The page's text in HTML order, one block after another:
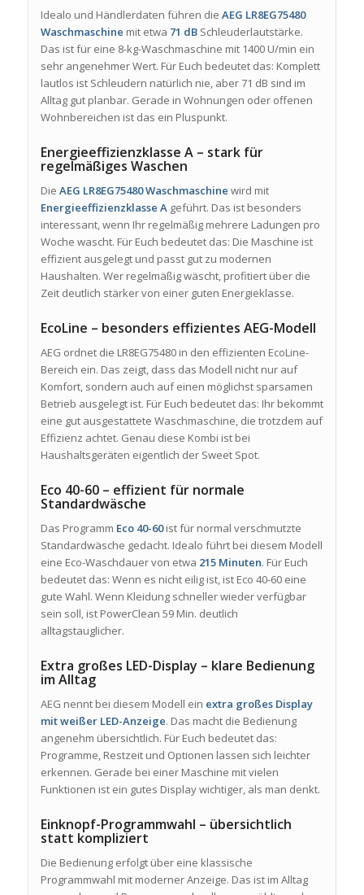
Idealo und Händlerdaten führen die AEG LR8EG75480
Waschmaschine mit etwa 71 dBSchleuderlautstärke.
Das ist für eine 8-kg-Waschmaschine mit 1400 U/min ein
sehr angenehmer Wert. Für Euch bedeutet das: Komplett
lautlos ist Schleudern natürlich nie, aber 71 dB sind im
Alltag gut planbar. Gerade in Wohnungen oder offenen
Wohnbereichen ist das ein Pluspunkt.
Energieeffizienzklasse A – stark für
regelmäßiges Waschen
Die AEG LR8EG75480 Waschmaschine wird mit
Energieeffizienzklasse Ageführt. Das ist besonders
interessant, wenn Ihr regelmäßig mehrere Ladungen pro
Woche wascht. Für Euch bedeutet das: Die Maschine ist
effizient ausgelegt und passt gut zu modernen
Haushalten. Wer regelmäßig wäscht, profitiert über die
Zeit deutlich stärker von einer guten Energieklasse.
EcoLine – besonders effizientes AEG-Modell
AEG ordnet die LR8EG75480 in den effizienten EcoLine-
Bereich ein. Das zeigt, dass das Modell nicht nur auf
Komfort, sondern auch auf einen möglichst sparsamen
Betrieb ausgelegt ist. Für Euch bedeutet das: Ihr bekommt
eine gut ausgestattete Waschmaschine, die trotzdem auf
Effizienz achtet. Genau diese Kombi ist bei
Haushaltsgeräten eigentlich der Sweet Spot.
Eco 40-60 – effizient für normale
Standardwäsche
Das Programm Eco 40-60ist für normal verschmutzte
Standardwäsche gedacht. Idealo führt bei diesem Modell
eine Eco-Waschdauer von etwa 215 Minuten. Für Euch
bedeutet das: Wenn es nicht eilig ist, ist Eco 40-60 eine
gute Wahl. Wenn Kleidung schneller wieder verfügbar
sein soll, ist PowerClean 59 Min. deutlich
alltagstauglicher.
Extra großes LED-Display – klare Bedienung
im Alltag
AEG nennt bei diesem Modell ein extra großes Display
mit weißer LED-Anzeige. Das macht die Bedienung
angenehm übersichtlich. Für Euch bedeutet das:
Programme, Restzeit und Optionen lassen sich leichter
erkennen. Gerade bei einer Maschine mit vielen
Funktionen ist ein gutes Display wichtiger, als man denkt.
Einknopf-Programmwahl – übersichtlich
statt kompliziert
Die Bedienung erfolgt über eine klassische
Programmwahl mit moderner Anzeige. Das ist im Alltag